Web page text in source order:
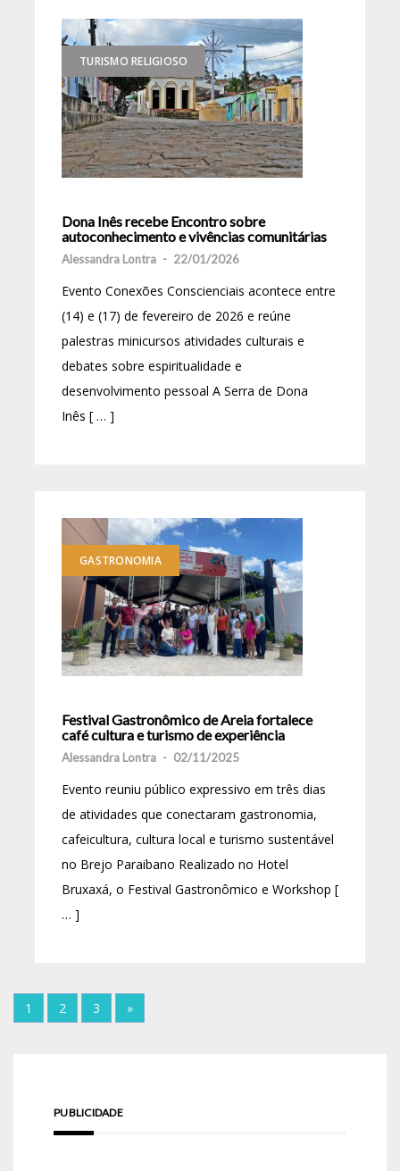
TURISMO RELIGIOSO
Dona Inês recebe Encontro sobre
autoconhecimento e vivências comunitárias
Alessandra Lontra - 22/01/2026
Evento Conexões Conscienciais acontece entre
(14) e (17) de fevereiro de 2026 e reúne
palestras minicursos atividades culturais e
debates sobre espiritualidade e
desenvolvimento pessoal A Serra de Dona
Inês [ … ]
GASTRONOMIA
Festival Gastronômico de Areia fortalece
café cultura e turismo de experiência
Alessandra Lontra - 02/11/2025
Evento reuniu público expressivo em três dias
de atividades que conectaram gastronomia,
cafeicultura, cultura local e turismo sustentável
no Brejo Paraibano Realizado no Hotel
Bruxaxá, o Festival Gastronômico e Workshop [
… ]
1 2 3 »
PUBLICIDADE